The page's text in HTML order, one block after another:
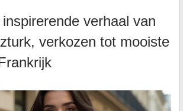
verhaal van
verkozen tot mooiste